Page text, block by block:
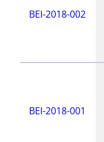
BEI-2018-002
BEI-2018-001